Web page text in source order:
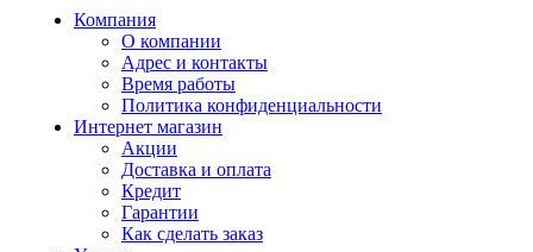
Компания
О компании
Адрес и контакты
Время работы
Политика конфиденциальности
Интернет магазин
Акции
Доставка и оплата
Кредит
Гарантии
Как сделать заказ